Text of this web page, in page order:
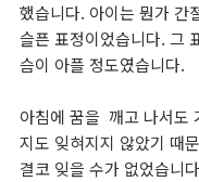
했습니다. 아이는 뭔가 간
슬픈 표정이었습니다. 그
슴이 아플 정도였습니다.
아침에 꿈을 깨고 나서도
지도 잊혀지지 않았기 때
결코 잊을 수가 없었습니